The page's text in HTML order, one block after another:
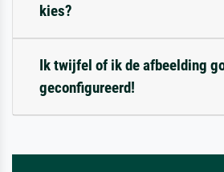
kies?
Ik twijfel of ik de afbeelding
geconfigureerd!